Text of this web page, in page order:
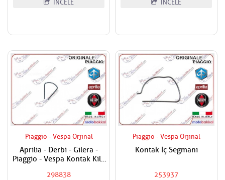
İNCELE İNCELE
Piaggio - Vespa Orjinal
Aprilia - Derbi - Gilera -
Piaggio - Vespa Kontak Kilit
298838
Piaggio - Vespa Orjinal
Kontak İç Segmanı
253937